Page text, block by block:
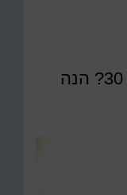
הסולידית יצאה לפנסיה בגיל 30? הנה